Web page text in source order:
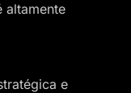
altamente
e